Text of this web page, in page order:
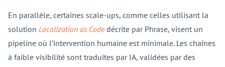
En parallèle, certaines scale-ups, comme celles utilisant la
solution Localization as Codedécrite par Phrase, visent un
pipeline où l’intervention humaine est minimale. Les chaînes
à faible visibilité sont traduites par IA, validées par des